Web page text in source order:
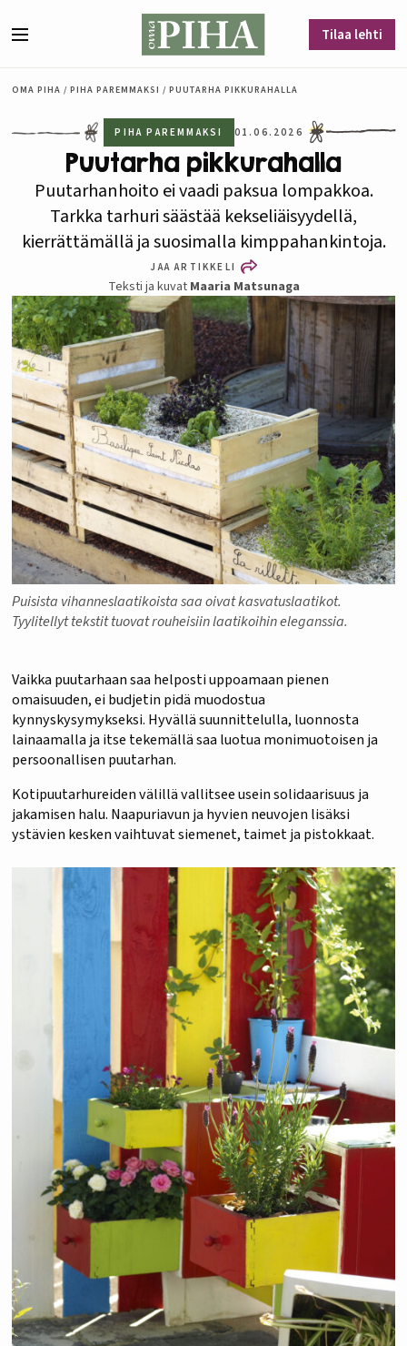
Tilaa lehti
OMA PIHA / PIHA PAREMMAKSI / PUUTARHA PIKKURAHALLA
PIHA PAREMMAKSI 01.06.2026
Puutarha pikkurahalla
Puutarhanhoito ei vaadi paksua lompakkoa.
Tarkka tarhuri säästää kekseliäisyydellä,
kierrättämällä ja suosimalla kimppahankintoja.
JAA ARTIKKELI
Teksti ja kuvat Maaria Matsunaga
Puisista vihanneslaatikoista saa oivat kasvatuslaatikot.
Tyylitellyt tekstit tuovat rouheisiin laatikoihin eleganssia.
Vaikka puutarhaan saa helposti uppoamaan pienen
omaisuuden, ei budjetin pidä muodostua
kynnyskysymykseksi. Hyvällä suunnittelulla, luonnosta
lainaamalla ja itse tekemällä saa luotua monimuotoisen ja
persoonallisen puutarhan.
Kotipuutarhureiden välillä vallitsee usein solidaarisuus ja
jakamisen halu. Naapuriavun ja hyvien neuvojen lisäksi
ystävien kesken vaihtuvat siemenet, taimet ja pistokkaat.